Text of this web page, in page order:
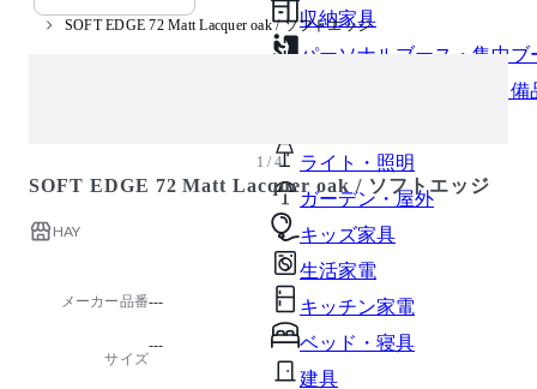
収納家具
パーソナルブース・集中ブ
オフィスアクセサリー・備
ライト・照明
ガーデン・屋外
キッズ家具
生活家電
キッチン家電
ベッド・寝具
建具
SOFT EDGE 72 Matt Lacquer oak / ソフトエッジ
1 / 4
SOFT EDGE 72 Matt Lacquer oak / ソフトエッジ
HAY
メーカー品番---
サイズ
---